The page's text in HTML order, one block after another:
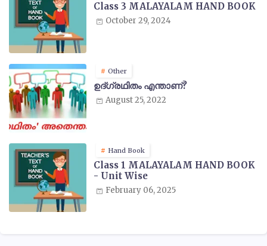
Class 3 MALAYALAM HAND BOOK
October 29, 2024
Other
ഉദ്ഗ്രഥിതം എന്താണ്?
August 25, 2022
Hand Book
Class 1 MALAYALAM HAND BOOK
- Unit Wise
February 06, 2025